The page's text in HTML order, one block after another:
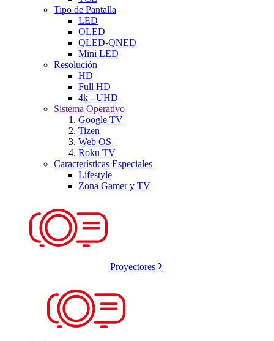
Tipo de Pantalla
LED
OLED
QLED-QNED
Mini LED
Resolución
HD
Full HD
4k - UHD
Sistema Operativo
Google TV
Tizen
Web OS
Roku TV
Características Especiales
Lifestyle
Zona Gamer y TV
Proyectores